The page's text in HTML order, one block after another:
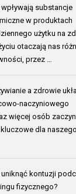
substancje
w produktach
użytku na
otaczają nas
przez …
a zdrowie
naczyniowego
więcej osób
dla
kontuzji
fizycznego?